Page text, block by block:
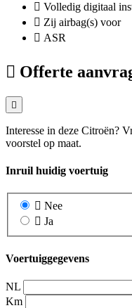
Volledig digitaal
Zij airbag(s) voor
ASR
Offerte
Interesse in deze Citroën?
voorstel op maat.
Inruil huidig voertuig
Nee
Ja
Voertuiggegevens
NL
Km